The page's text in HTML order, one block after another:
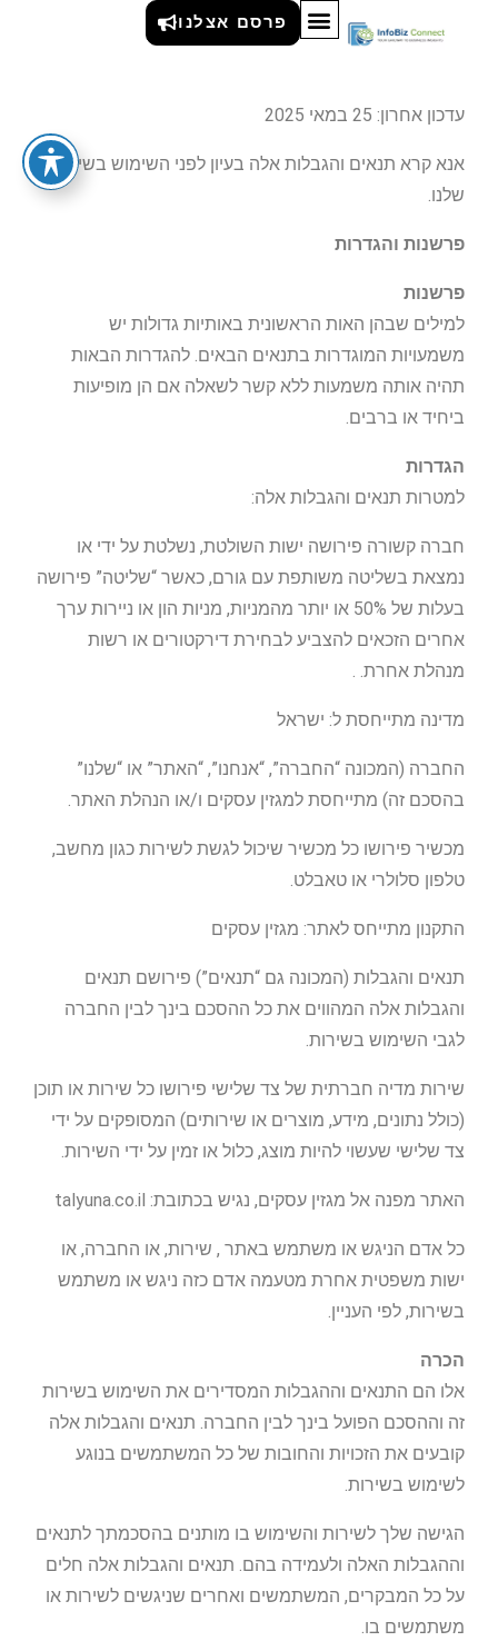
פרסם אצלנותנאי שימוש
עדכון אחרון: 25 במאי 2025
אנא קרא תנאים והגבלות אלה בעיון לפני השימוש בשירות
שלנו.
פרשנות והגדרות
פרשנות
למילים שבהן האות הראשונית באותיות גדולות יש
משמעויות המוגדרות בתנאים הבאים. להגדרות הבאות
תהיה אותה משמעות ללא קשר לשאלה אם הן מופיעות
ביחיד או ברבים.
הגדרות
למטרות תנאים והגבלות אלה:
חברה קשורה פירושה ישות השולטת, נשלטת על ידי או
נמצאת בשליטה משותפת עם גורם, כאשר “שליטה” פירושה
בעלות של 50% או יותר מהמניות, מניות הון או ניירות ערך
אחרים הזכאים להצביע לבחירת דירקטורים או רשות
מנהלת אחרת. .
מדינה מתייחסת ל: ישראל
החברה (המכונה “החברה”, “אנחנו”, “האתר” או “שלנו”
בהסכם זה) מתייחסת למגזין עסקים ו/או הנהלת האתר.
מכשיר פירושו כל מכשיר שיכול לגשת לשירות כגון מחשב,
טלפון סלולרי או טאבלט.
התקנון מתייחס לאתר: מגזין עסקים
תנאים והגבלות (המכונה גם “תנאים”) פירושם תנאים
והגבלות אלה המהווים את כל ההסכם בינך לבין החברה
לגבי השימוש בשירות.
שירות מדיה חברתית של צד שלישי פירושו כל שירות או תוכן
(כולל נתונים, מידע, מוצרים או שירותים) המסופקים על ידי
צד שלישי שעשוי להיות מוצג, כלול או זמין על ידי השירות.
האתר מפנה אל מגזין עסקים, נגיש בכתובת: talyuna.co.il
כל אדם הניגש או משתמש באתר , שירות, או החברה, או
ישות משפטית אחרת מטעמה אדם כזה ניגש או משתמש
בשירות, לפי העניין.
הכרה
אלו הם התנאים וההגבלות המסדירים את השימוש בשירות
זה וההסכם הפועל בינך לבין החברה. תנאים והגבלות אלה
קובעים את הזכויות והחובות של כל המשתמשים בנוגע
לשימוש בשירות.
הגישה שלך לשירות והשימוש בו מותנים בהסכמתך לתנאים
וההגבלות האלה ולעמידה בהם. תנאים והגבלות אלה חלים
על כל המבקרים, המשתמשים ואחרים שניגשים לשירות או
משתמשים בו.